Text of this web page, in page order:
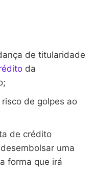
de titularidade
da
de golpes ao
de crédito
uma
forma que irá